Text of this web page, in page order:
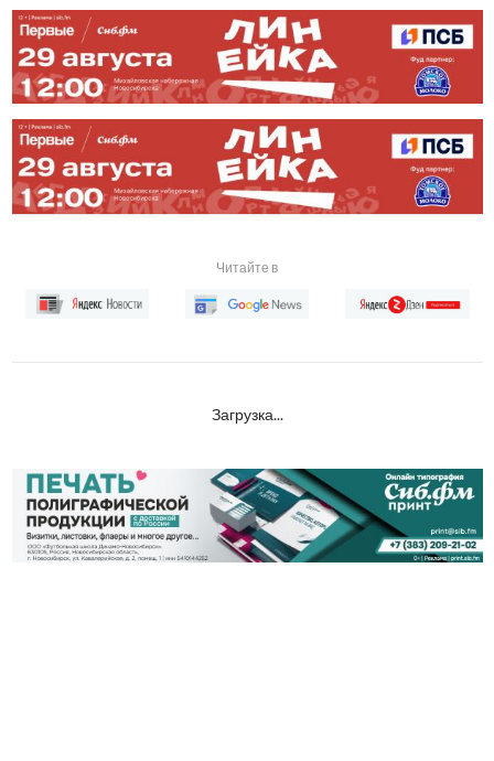
Читайте в
Загрузка...